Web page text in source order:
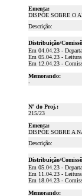
Ementa:
DISPÕE SOBRE O
Descrição:
Distribuição/
Em 04.04.23 -
Em 05.04.23 - Leitura
Em 12.04.23 -
Memorando:
-
Nº do Proj.:
215/23
Ementa:
DISPÕE SOBRE A
Descrição:
Distribuição/
Em 05.04.23 -
Em 11.04.23 - Leitura
Em 18.04.23 -
Memorando: